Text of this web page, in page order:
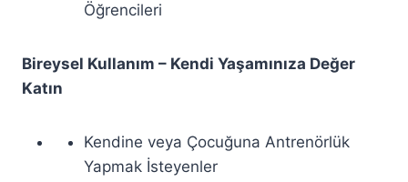
Öğrencileri
Bireysel Kullanım – Kendi Yaşamınıza Değer
Katın
Kendine veya Çocuğuna Antrenörlük
Yapmak İsteyenler